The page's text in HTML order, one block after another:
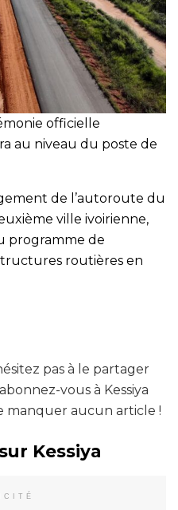
officielle
au niveau du poste de
de l’autoroute du
ville ivoirienne,
programme de
routières en
pas à le partager
vous à Kessiya
manquer aucun article !
Kessiya